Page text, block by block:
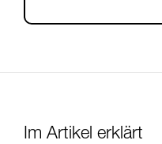
Im Artikel erklärt